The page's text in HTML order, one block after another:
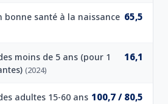
bonne santé à la naissance 65,5
moins de 5 ans (pour 1
(2024)
16,1
adultes 15-60 ans 100,7 / 80,5